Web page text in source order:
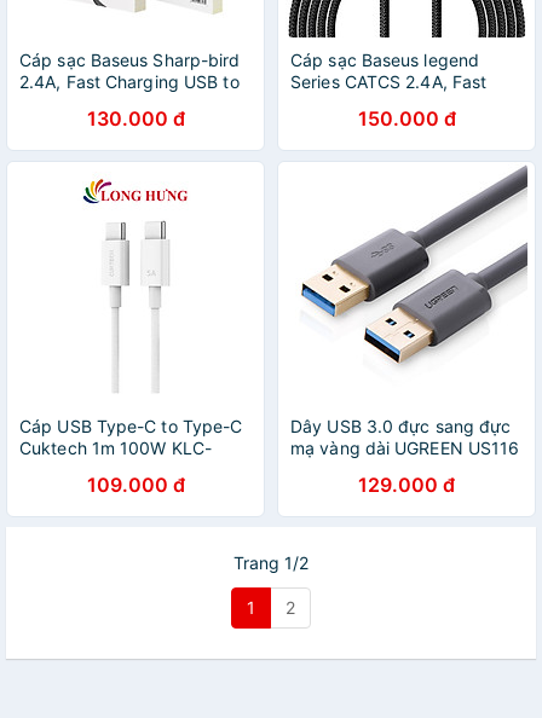
Cáp sạc Baseus Sharp-bird
2.4A, Fast Charging USB to
130.000 đ
Cáp sạc Baseus legend
Series CATCS 2.4A, Fast
Chính Hãng150.000 đ
Cáp USB Type-C to Type-C
Cuktech 1m 100W KLC-
109.000 đ
Dây USB 3.0 đực sang đực
mạ vàng dài UGREEN US116
129.000 đ
Trang 1/2
1 2